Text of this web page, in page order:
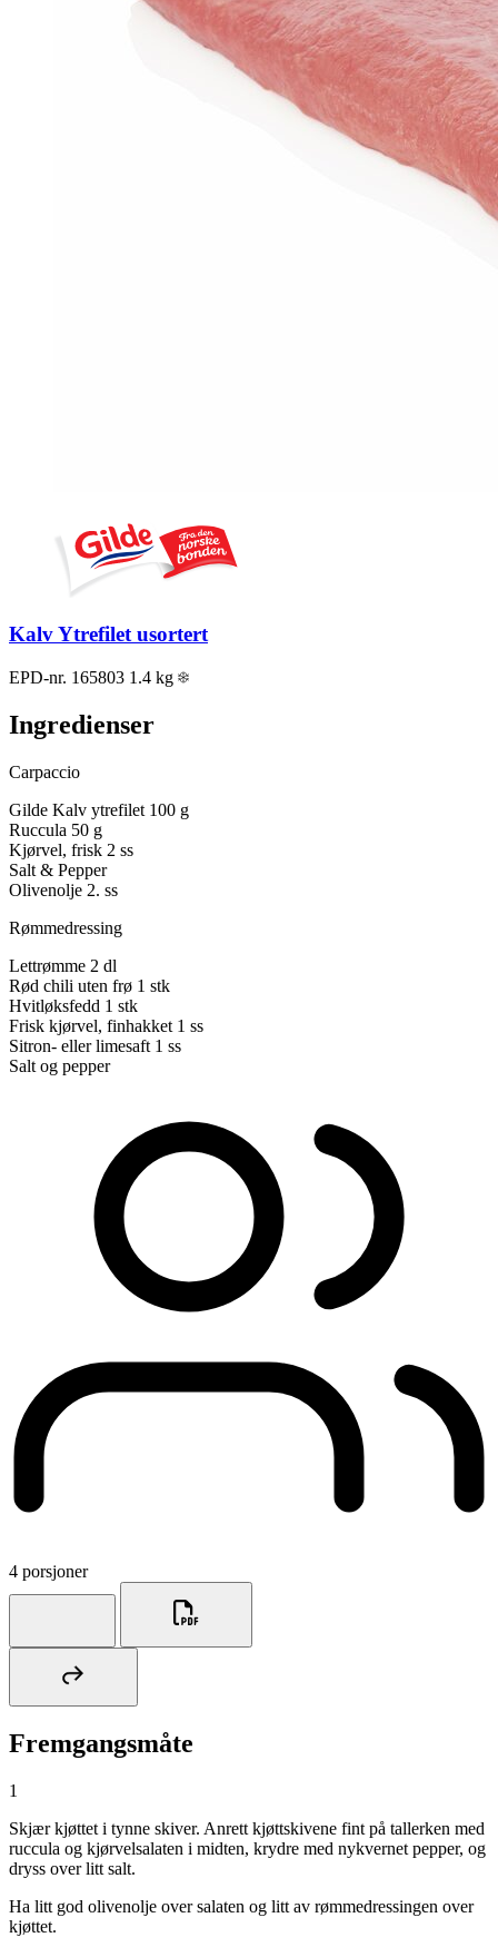
Kalv Ytrefilet usortert
EPD-nr. 165803 1.4 kg
Ingredienser
Carpaccio
Gilde Kalv ytrefilet 100 g
Ruccula 50 g
Kjørvel, frisk 2 ss
Salt & Pepper
Olivenolje 2. ss
Rømmedressing
Lettrømme 2 dl
Rød chili uten frø 1 stk
Hvitløksfedd 1 stk
Frisk kjørvel, finhakket 1 ss
Sitron- eller limesaft 1 ss
Salt og pepper
4 porsjoner
Fremgangsmåte
1
Skjær kjøttet i tynne skiver. Anrett kjøttskivene fint på tallerken med
ruccula og kjørvelsalaten i midten, krydre med nykvernet pepper, og
dryss over litt salt.
Ha litt god olivenolje over salaten og litt av rømmedressingen over
kjøttet.